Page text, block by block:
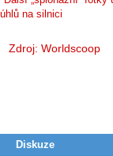
úhlů na silnici
Zdroj: Worldscoop
Diskuze